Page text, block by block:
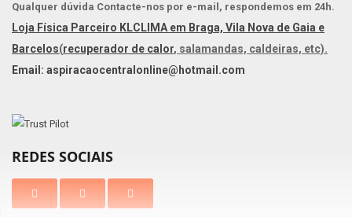
Qualquer dúvida Contacte-nos por e-mail, respondemos em 24h.
Loja Física Parceiro KLCLIMA em Braga, Vila Nova de Gaia e
Barcelos(recuperador de calor, salamandas, caldeiras, etc).
Email: aspiracaocentralonline@hotmail.com
REDES SOCIAIS